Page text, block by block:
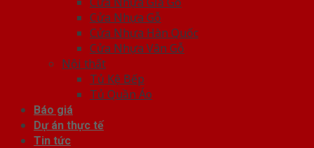
Cửa Nhựa Gỗ
Cửa Nhựa Hàn Quốc
Cửa Nhựa Vân Gỗ
Nội thất
Tủ Kệ Bếp
Tủ Quần Áo
Báo giá
Dự án thực tế
Tin tức